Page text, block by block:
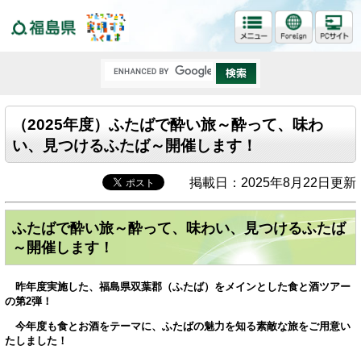
（2025年度）ふたばで酔い旅～酔って、味わ
い、見つけるふたば～開催します！
掲載日：2025年8月22日更新
ふたばで酔い旅～酔って、味わい、見つけるふたば
～開催します！
昨年度実施した、福島県双葉郡（ふたば）をメインとした食と酒ツアー
の第2弾！
今年度も食とお酒をテーマに、ふたばの魅力を知る素敵な旅をご用意い
たしました！